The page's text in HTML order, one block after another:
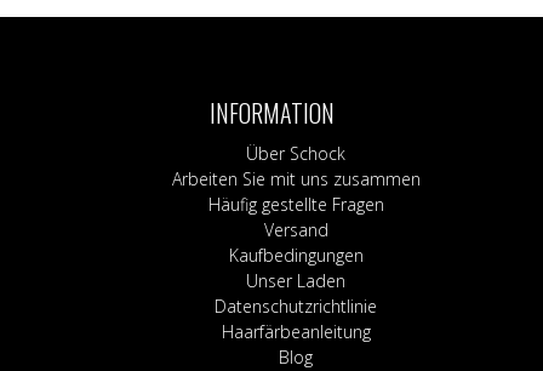
INFORMATION
Über Schock
Arbeiten Sie mit uns zusammen
Häufig gestellte Fragen
Versand
Kaufbedingungen
Unser Laden
Datenschutzrichtlinie
Haarfärbeanleitung
Blog